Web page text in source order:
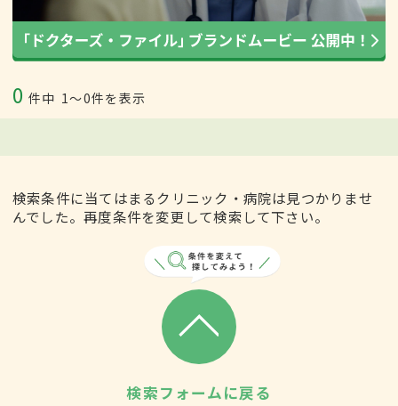
0 件中 1〜0件を表示
検索条件に当てはまるクリニック・病院は見つかりませ
んでした。再度条件を変更して検索して下さい。
検索フォームに戻る